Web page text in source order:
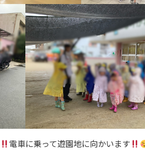
電車に乗って遊園地に向かいます